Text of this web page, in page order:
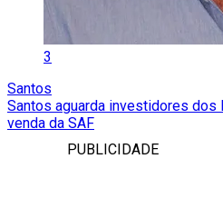
3
Santos
Santos aguarda investidores dos
venda da SAF
PUBLICIDADE